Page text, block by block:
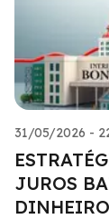
31/05/2026 -
JUROS